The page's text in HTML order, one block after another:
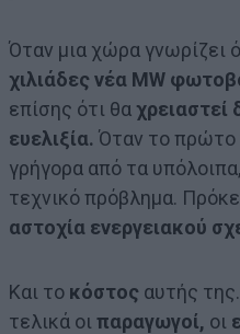
Όταν μια χώρα γνωρίζει
χιλιάδες νέα MW
επίσης ότι θα χρειαστεί
ευελιξία. Όταν το πρώτο
γρήγορα από τα
τεχνικό πρόβλημα.
αστοχία ενεργειακού
Και το κόστος αυτής
τελικά οι παραγωγοί, οι